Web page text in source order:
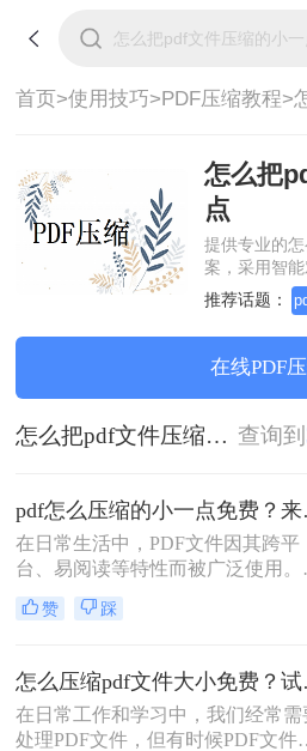
首页>使用技巧>PDF压缩教程>
怎么把
点
提供专业的
案，采用智能
1:1高保真还
量处理，全
助您快速实
点，无需安
推荐话题：
在线PDF
怎么把pdf文件压缩的小一点 查询到
pdf怎
在日常生活中，PDF文件因其跨平
台、易阅读等特性而被广泛使用。
而，当PDF文件体积过大时，会给
储和传输带来诸多不便。那么pdf怎
种免费且实用的PDF压缩方法。
赞 踩
怎么
在日常工作和学习中，我们经常需
处理PDF文件，但有时候PDF文件